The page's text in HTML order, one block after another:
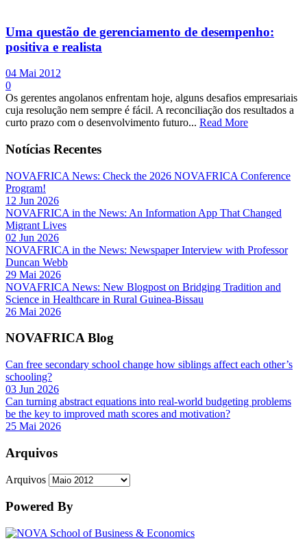
Uma questão de gerenciamento de desempenho:
positiva e realista
04 Mai 2012
0
Os gerentes angolanos enfrentam hoje, alguns desafios empresariais
cuja resolução nem sempre é fácil. A reconciliação dos resultados a
curto prazo com o desenvolvimento futuro... Read More
Notícias Recentes
NOVAFRICA News: Check the 2026 NOVAFRICA Conference
Program!
12 Jun 2026
NOVAFRICA in the News: An Information App That Changed
Migrant Lives
02 Jun 2026
NOVAFRICA in the News: Newspaper Interview with Professor
Duncan Webb
29 Mai 2026
NOVAFRICA News: New Blogpost on Bridging Tradition and
Science in Healthcare in Rural Guinea-Bissau
26 Mai 2026
NOVAFRICA Blog
Can free secondary school change how siblings affect each other’s
schooling?
03 Jun 2026
Can turning abstract equations into real-world budgeting problems
be the key to improved math scores and motivation?
25 Mai 2026
Arquivos
Arquivos
Powered By